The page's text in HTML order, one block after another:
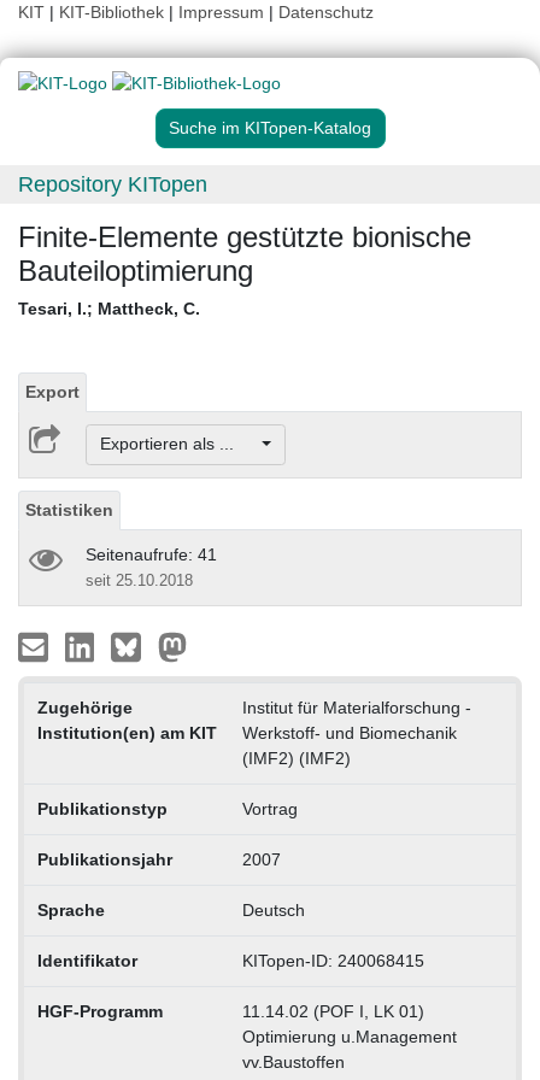
KIT | KIT-Bibliothek | Impressum | Datenschutz
Suche im KITopen-Katalog
Repository KITopen
Finite-Elemente gestützte bionische
Bauteiloptimierung
Tesari, I.; Mattheck, C.
Export
Exportieren als ...
Statistiken
Seitenaufrufe: 41
seit 25.10.2018
Zugehörige
Institution(en) am KIT
Institut für Materialforschung -
Werkstoff- und Biomechanik
(IMF2) (IMF2)
Publikationstyp Vortrag
Publikationsjahr 2007
Sprache Deutsch
Identifikator KITopen-ID: 240068415
HGF-Programm
11.14.02 (POF I, LK 01)
Optimierung u.Management
vv.Baustoffen